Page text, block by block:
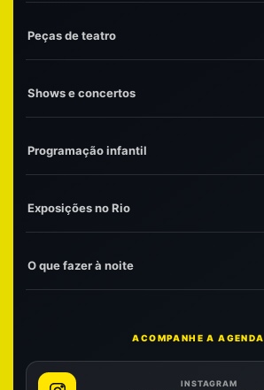
Peças de teatro
Shows e concertos
Programação infantil
Exposições no Rio
O que fazer à noite
ACOMPANHE A AGENDA
INSTAGRAM